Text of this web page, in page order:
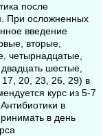
после
При осложненных
введение
вторые,
четырнадцатые,
шестые,
17, 20, 23, 26, 29) в
курс из 5-7
в
в день